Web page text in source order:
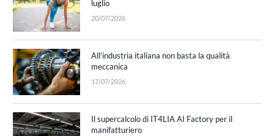
luglio
20/07/2026
All’industria italiana non basta la qualità
meccanica
17/07/2026
Il supercalcolo di IT4LIA AI Factory per il
manifatturiero